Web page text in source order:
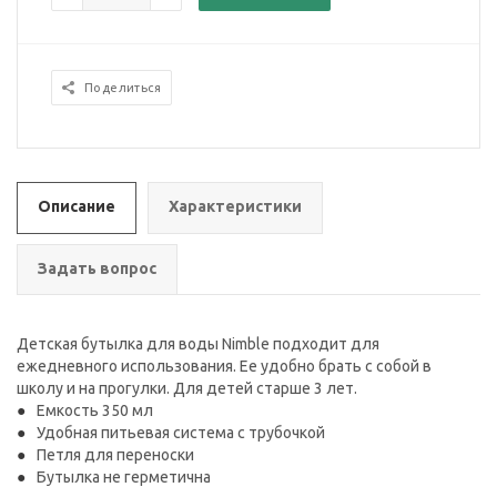
Поделиться
Описание Характеристики
Задать вопрос
Детская бутылка для воды Nimble подходит для
ежедневного использования. Ее удобно брать с собой в
школу и на прогулки. Для детей старше 3 лет.
Емкость 350 мл
Удобная питьевая система с трубочкой
Петля для переноски
Бутылка не герметична